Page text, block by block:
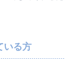
いる方